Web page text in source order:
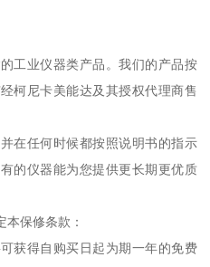
工业仪器类产品。我们的产品按
柯尼卡美能达及其授权代理商售
在任何时候都按照说明书的指示
的仪器能为您提供更长期更优质
保修条款：
获得自购买日起为期一年的免费